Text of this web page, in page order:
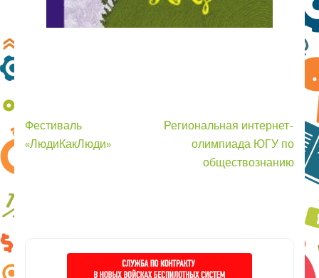
Навигация
по
Фестиваль
«ЛюдиКакЛюди»
Региональная интернет-
олимпиада ЮГУ по
обществознанию